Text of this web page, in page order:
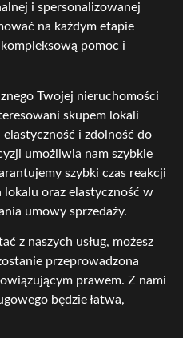
i spersonalizowanej
na każdym etapie
pomoc i
Twojej nieruchomości
skupem lokali
i zdolność do
umożliwia nam szybkie
szybki czas reakcji
lokalu oraz elastyczność w
umowy sprzedaży.
z naszych usług, możesz
przeprowadzona
prawem. Z nami
będzie łatwa,